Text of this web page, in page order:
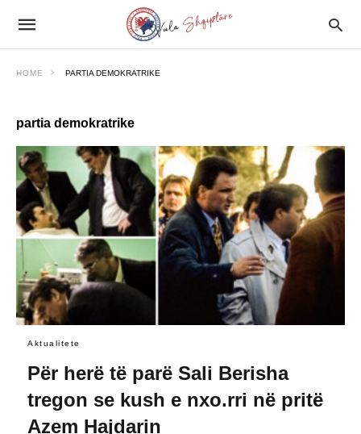
HOME PARTIA DEMOKRATRIKE
partia demokratrike
Aktualitete
Për herë të parë Sali Berisha
tregon se kush e nxo.rri në pritë
Azem Hajdarin